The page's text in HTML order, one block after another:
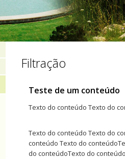
Filtração
Teste de um conteúdo
Texto do conteúdo Texto do
Texto do conteúdo Texto do
conteúdo Texto do
do conteúdoTexto do